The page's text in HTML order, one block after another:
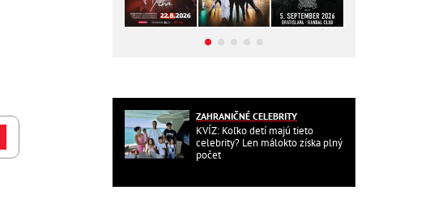
ZAHRANIČNÉ CELEBRITY
KVÍZ: Koľko detí majú tieto
celebrity? Len málokto získa plný
počet